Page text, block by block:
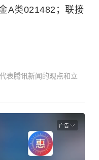
A类021482；联接
表腾讯新闻的观点和立
广告